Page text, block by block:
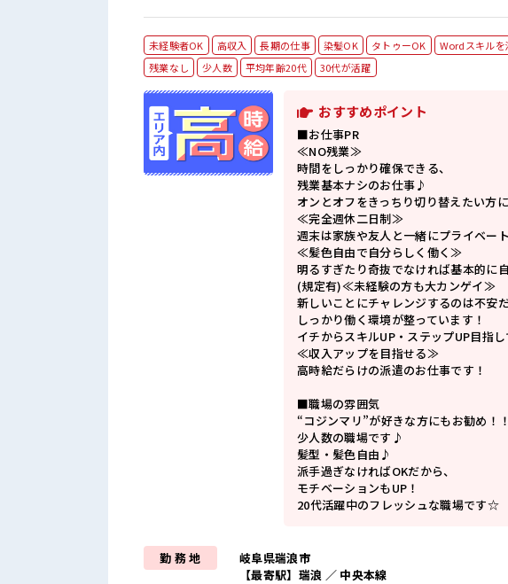
未経験者OK 高収入 長期の仕事 染髪OK タトゥーOK Wordスキルを
残業なし
少人数 平均年齢20代 30代が活躍
おすすめポイント
■お仕事PR
≪NO残業≫
時間をしっかり確保できる、
残業基本ナシのお仕事♪
オンとオフをきっちり切り替えたい方
≪完全週休二日制≫
週末は家族や友人と一緒にプライベー
≪髪色自由で自分らしく働く≫
明るすぎたり奇抜でなければ基本的に
(規定有)≪未経験の方も大カンゲイ≫
新しいことにチャレンジするのは不安だ
しっかり働く環境が整っています！
イチからスキルUP・ステップUP目指
≪収入アップを目指せる≫
高時給だらけの派遣のお仕事です！
■職場の雰囲気
“コジンマリ”が好きな方にもお勧め！！
少人数の職場です♪
髪型・髪色自由♪
派手過ぎなければOKだから、
モチベーションもUP！
20代活躍中のフレッシュな職場です☆
勤 務 地
岐阜県瑞浪市
【最寄駅】瑞浪 ／ 中央本線